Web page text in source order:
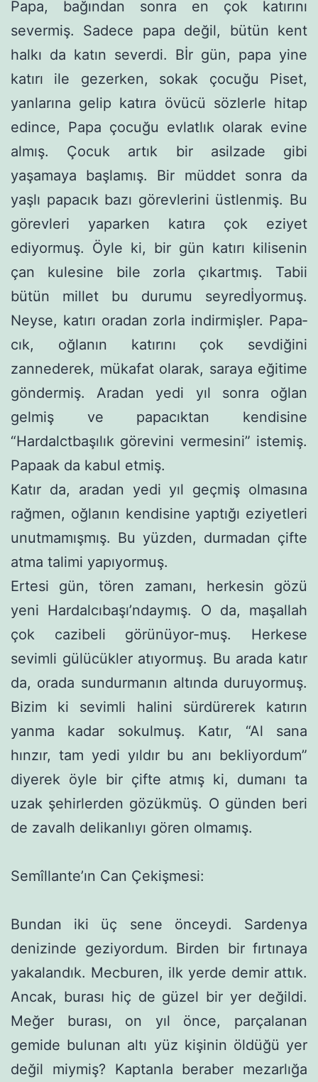
Papa, bağından sonra en çok katırını
severmiş. Sadece papa değil, bütün kent
halkı da katın severdi. Bİr gün, papa yine
katırı ile gezerken, sokak çocuğu Piset,
yanlarına gelip katıra övücü sözlerle hitap
edince, Papa çocuğu evlatlık olarak evine
almış. Çocuk artık bir asilzade gibi
yaşamaya başlamış. Bir müddet son­ra da
yaşlı papacık bazı görevlerini üstlenmiş. Bu
görevleri ya­parken katıra çok eziyet
ediyormuş. Öyle ki, bir gün katırı kilise­nin
çan kulesine bile zorla çıkartmış. Tabii
bütün millet bu duru­mu seyredİyormuş.
Neyse, katırı oradan zorla indirmişler. Papa­
cık, oğlanın katırını çok sevdiğini
zannederek, mükafat olarak, saraya eğitime
göndermiş. Aradan yedi yıl sonra oğlan
gelmiş ve papacıktan kendisine
“Hardalctbaşılık görevini vermesini” istemiş.
Papaak da kabul etmiş.
Katır da, aradan yedi yıl geçmiş olmasına
rağmen, oğlanın kendisine yaptığı eziyetleri
unutmamışmış. Bu yüzden, durma­dan çifte
atma talimi yapıyormuş.
Ertesi gün, tören zamanı, herkesin gözü
yeni Hardalcıbaşı’ndaymış. O da, maşallah
çok cazibeli görünüyor-muş. Herkese
sevimli gülücükler atıyormuş. Bu arada katır
da, orada sundurmanın altında duruyormuş.
Bizim ki sevimli halini sürdürerek katırın
yanma kadar sokulmuş. Katır, “Al sana
hınzır, tam yedi yıldır bu anı bekliyordum”
diyerek öyle bir çifte atmış ki, dumanı ta
uzak şehirlerden gözükmüş. O günden beri
de zavalh delikanlıyı gören olmamış.
Semîllante’ın Can Çekişmesi:
Bundan iki üç sene önceydi. Sardenya
denizinde geziyordum. Birden bir fırtınaya
yakalandık. Mecburen, ilk yerde demir attık.
Ancak, burası hiç de güzel bir yer değildi.
Meğer burası, on yıl önce, parçalanan
gemide bulu­nan altı yüz kişinin öldüğü yer
değil miymiş? Kaptanla beraber mezarlığa